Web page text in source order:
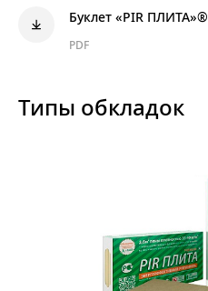
Буклет «PIR ПЛИТА»®
PDF
Типы обкладок